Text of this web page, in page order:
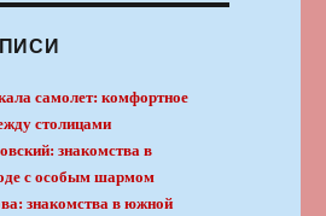
самолет: комфортное
столицами
знакомства в
с особым шармом
знакомства в южной